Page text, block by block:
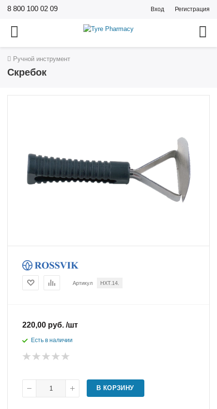
8 800 100 02 09 Вход Регистрация
Ручной инструмент
Скребок
Артикул HXT.14.
220,00 руб. /шт
Есть в наличии
В КОРЗИНУ